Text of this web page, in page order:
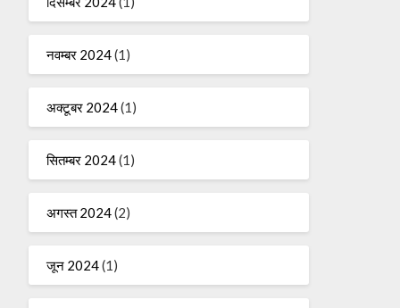
नवम्बर 2024(1)
अक्टूबर 2024(1)
सितम्बर 2024(1)
अगस्त 2024(2)
जून 2024(1)